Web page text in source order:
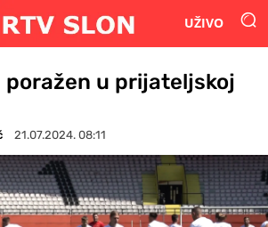
UŽIVO
poražen u prijateljskoj
21.07.2024. 08:11